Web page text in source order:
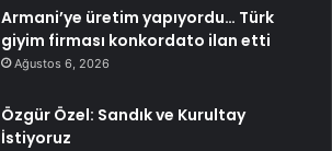
Armani’ye üretim yapıyordu… Türk
giyim firması konkordato ilan etti
Ağustos 6, 2026
Özgür Özel: Sandık ve Kurultay
İstiyoruz